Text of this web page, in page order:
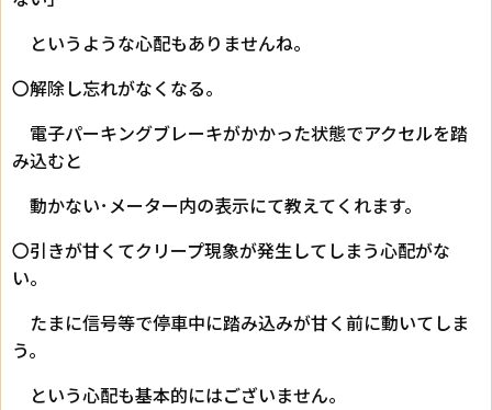
というような心配もありませんね。
〇解除し忘れがなくなる。
電子パーキングブレーキがかかった状態でアクセルを踏
み込むと
動かない･メーター内の表示にて教えてくれます。
〇引きが甘くてクリープ現象が発生してしまう心配がな
い。
たまに信号等で停車中に踏み込みが甘く前に動いてしま
う。
という心配も基本的にはございません。